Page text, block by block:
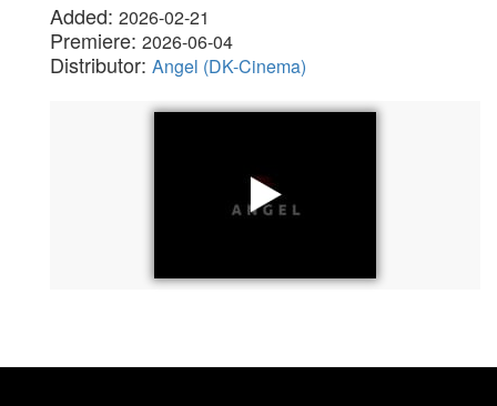
Added: 2026-02-21
Premiere: 2026-06-04
Distributor: Angel (DK-Cinema)